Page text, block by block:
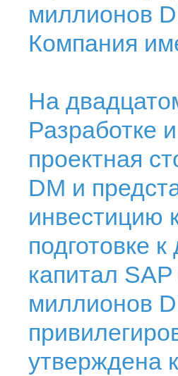
миллионов
Компания
На
Разработке
проектная
DM и
инвестицию
подготовке
капитал
миллионов
утверждена